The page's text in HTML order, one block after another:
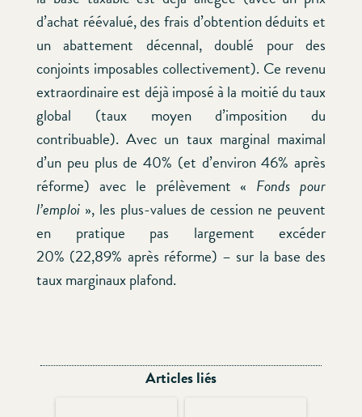
d’achat réévalué, des frais d’obtention déduits et
un abattement décennal, doublé pour des
conjoints imposables collectivement). Ce revenu
extraordinaire est déjà imposé à la moitié du taux
global (taux moyen d’imposition du
contribuable). Avec un taux marginal maximal
d’un peu plus de 40% (et d’environ 46% après
réforme) avec le prélèvement « Fonds pour
l’emploi », les plus-values de cession ne peuvent
en pratique pas largement excéder
20% (22,89% après réforme) – sur la base des
taux marginaux plafond.
Articles liés